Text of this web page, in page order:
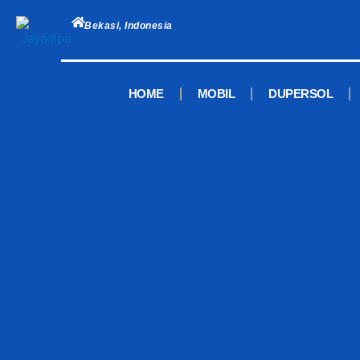
content
Bekasi, Indonesia
HOME MOBIL DUPERSOL